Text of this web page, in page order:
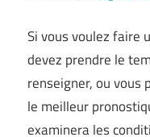
Si vous voulez faire
devez prendre le
renseigner, ou vous
le meilleur
examinera les